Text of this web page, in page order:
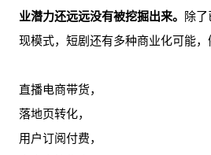
业潜力还远远没有被挖掘出来。
除
现模式，短剧还有多种商业化可能，
直播电商带货，
落地页转化，
用户订阅付费，